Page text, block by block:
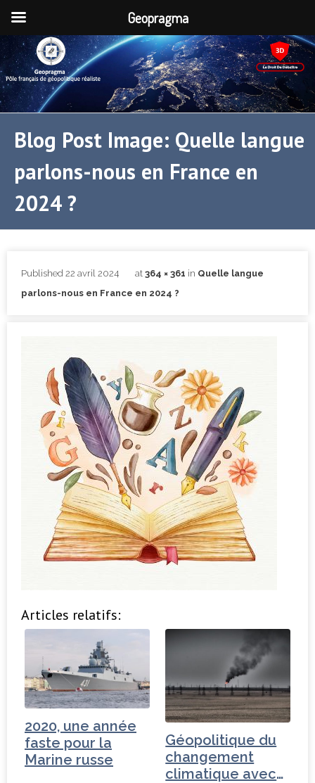
Blog Post Image: Quelle langue
parlons-nous en France en
2024 ?
Published 22 avril 2024 at 364 × 361 in Quelle langue
parlons-nous en France en 2024 ?
Articles relatifs:
2020, une année
faste pour la
Marine russe
Géopolitique du
changement
climatique avec
Geopragma